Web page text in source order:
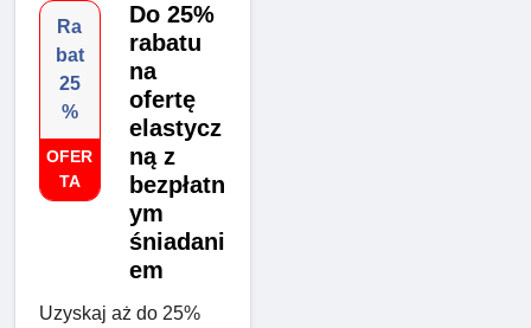
Ra
bat
25
%
OFER
TA
Do 25%
rabatu
na
ofertę
elastycz
ną z
bezpłatn
ym
śniadani
em
Uzyskaj aż do 25%